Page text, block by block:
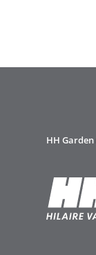
HH Garden